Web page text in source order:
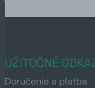
UŽITOČNÉ
Doručenie a platba